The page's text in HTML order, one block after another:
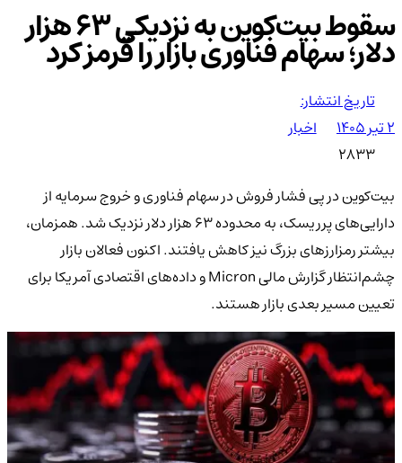
سقوط بیت‌کوین به نزدیکی ۶۳ هزار
دلار؛ سهام فناوری بازار را قرمز کرد
تاریخ انتشار:
۲ تیر ۱۴۰۵
اخبار
2833
بیت‌کوین در پی فشار فروش در سهام فناوری و خروج سرمایه از
دارایی‌های پرریسک، به محدوده ۶۳ هزار دلار نزدیک شد. همزمان،
بیشتر رمزارزهای بزرگ نیز کاهش یافتند. اکنون فعالان بازار
چشم‌انتظار گزارش مالی Micron و داده‌های اقتصادی آمریکا برای
تعیین مسیر بعدی بازار هستند.